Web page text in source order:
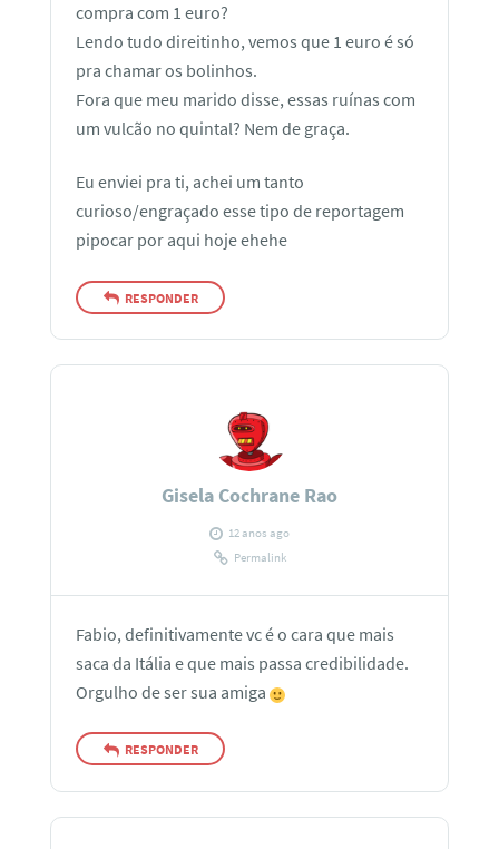
compra com 1 euro?
Lendo tudo direitinho, vemos que 1 euro é só
pra chamar os bolinhos.
Fora que meu marido disse, essas ruínas com
um vulcão no quintal? Nem de graça.
Eu enviei pra ti, achei um tanto
curioso/engraçado esse tipo de reportagem
pipocar por aqui hoje ehehe
RESPONDER
Gisela Cochrane Rao
12 anos ago
Permalink
Fabio, definitivamente vc é o cara que mais
saca da Itália e que mais passa credibilidade.
Orgulho de ser sua amiga
RESPONDER